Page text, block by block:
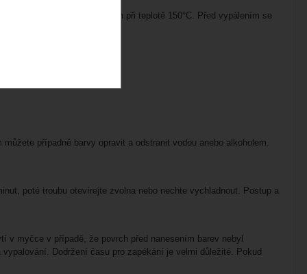
v troubě po dobu 35min při teplotě 150°C. Před vypálením se
případně barvy opravit a odstranit vodou anebo alkoholem.
poté troubu otevírejte zvolna nebo nechte vychladnout. Postup a
myčce v případě, že povrch před nanesením barev nebyl
Dodržení času pro zapékání je velmi důležité. Pokud